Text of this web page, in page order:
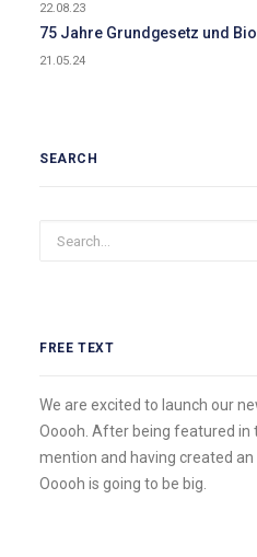
22.08.23
75 Jahre Grundgesetz und
21.05.24
SEARCH
FREE TEXT
We are excited to launch our
Ooooh. After being featured in
mention and having created
Ooooh is going to be big.